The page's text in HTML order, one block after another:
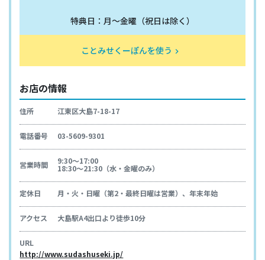
特典日：月〜金曜（祝日は除く）
ことみせくーぽんを使う keyboard_arrow_right
お店の情報
住所 江東区大島7-18-17
電話番号 03-5609-9301
営業時間 9:30〜17:00
18:30〜21:30（水・金曜のみ）
定休日 月・火・日曜（第2・最終日曜は営業）、年末年始
アクセス 大島駅A4出口より徒歩10分
URL
http://www.sudashuseki.jp/